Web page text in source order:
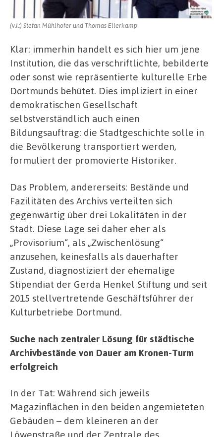
(v.l.:) Stefan Mühlhofer und Thomas Ellerkamp
Klar: immerhin handelt es sich hier um jene
Institution, die das verschriftlichte, bebilderte
oder sonst wie repräsentierte kulturelle Erbe
Dortmunds behütet. Dies impliziert in einer
demokratischen Gesellschaft
selbstverständlich auch einen
Bildungsauftrag: die Stadtgeschichte solle in
die Bevölkerung transportiert werden,
formuliert der promovierte Historiker.
Das Problem, andererseits: Bestände und
Fazilitäten des Archivs verteilten sich
gegenwärtig über drei Lokalitäten in der
Stadt. Diese Lage sei daher eher als
„Provisorium“, als „Zwischenlösung“
anzusehen, keinesfalls als dauerhafter
Zustand, diagnostiziert der ehemalige
Stipendiat der Gerda Henkel Stiftung und seit
2015 stellvertretende Geschäftsführer der
Kulturbetriebe Dortmund.
Suche nach zentraler Lösung für städtische
Archivbestände von Dauer am Kronen-Turm
erfolgreich
In der Tat: Während sich jeweils
Magazinflächen in den beiden angemieteten
Gebäuden – dem kleineren an der
Löwenstraße und der Zentrale des